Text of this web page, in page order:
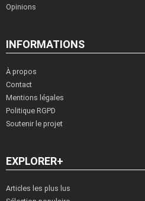
Opinions
INFORMATIONS
À propos
Contact
Mentions légales
Politique RGPD
Soutenir le projet
EXPLORER+
Articles les plus lus